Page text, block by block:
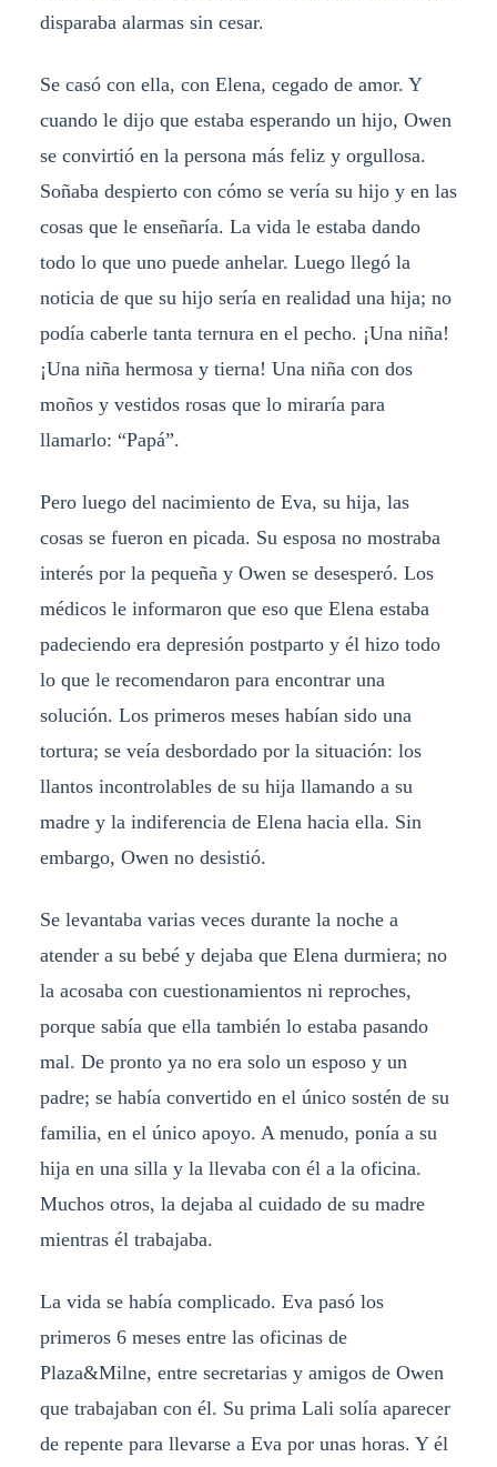
disparaba alarmas sin cesar.
Se casó con ella, con Elena, cegado de amor. Y
cuando le dijo que estaba esperando un hijo, Owen
se convirtió en la persona más feliz y orgullosa.
Soñaba despierto con cómo se vería su hijo y en las
cosas que le enseñaría. La vida le estaba dando
todo lo que uno puede anhelar. Luego llegó la
noticia de que su hijo sería en realidad una hija; no
podía caberle tanta ternura en el pecho. ¡Una niña!
¡Una niña hermosa y tierna! Una niña con dos
moños y vestidos rosas que lo miraría para
llamarlo: “Papá”.
Pero luego del nacimiento de Eva, su hija, las
cosas se fueron en picada. Su esposa no mostraba
interés por la pequeña y Owen se desesperó. Los
médicos le informaron que eso que Elena estaba
padeciendo era depresión postparto y él hizo todo
lo que le recomendaron para encontrar una
solución. Los primeros meses habían sido una
tortura; se veía desbordado por la situación: los
llantos incontrolables de su hija llamando a su
madre y la indiferencia de Elena hacia ella. Sin
embargo, Owen no desistió.
Se levantaba varias veces durante la noche a
atender a su bebé y dejaba que Elena durmiera; no
la acosaba con cuestionamientos ni reproches,
porque sabía que ella también lo estaba pasando
mal. De pronto ya no era solo un esposo y un
padre; se había convertido en el único sostén de su
familia, en el único apoyo. A menudo, ponía a su
hija en una silla y la llevaba con él a la oficina.
Muchos otros, la dejaba al cuidado de su madre
mientras él trabajaba.
La vida se había complicado. Eva pasó los
primeros 6 meses entre las oficinas de
Plaza&Milne, entre secretarias y amigos de Owen
que trabajaban con él. Su prima Lali solía aparecer
de repente para llevarse a Eva por unas horas. Y él